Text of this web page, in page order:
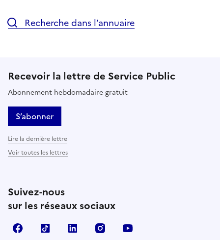
Recherche dans l’annuaire
Recevoir la lettre de Service Public
Abonnement hebdomadaire gratuit
S’abonner
Lire la dernière lettre
Voir toutes les lettres
Suivez-nous
sur les réseaux sociaux
FacebookTikTok LinkedIn Instagram